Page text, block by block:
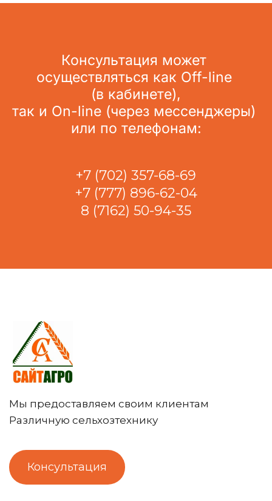
Консультация может
осуществляться как Off-line
(в кабинете),
так и On-line (через мессенджеры)
или по телефонам:
+7 (702) 357-68-69
+7 (777) 896-62-04
8 (7162) 50-94-35
Мы предоставляем своим клиентам
Различную сельхозтехнику
Консультация